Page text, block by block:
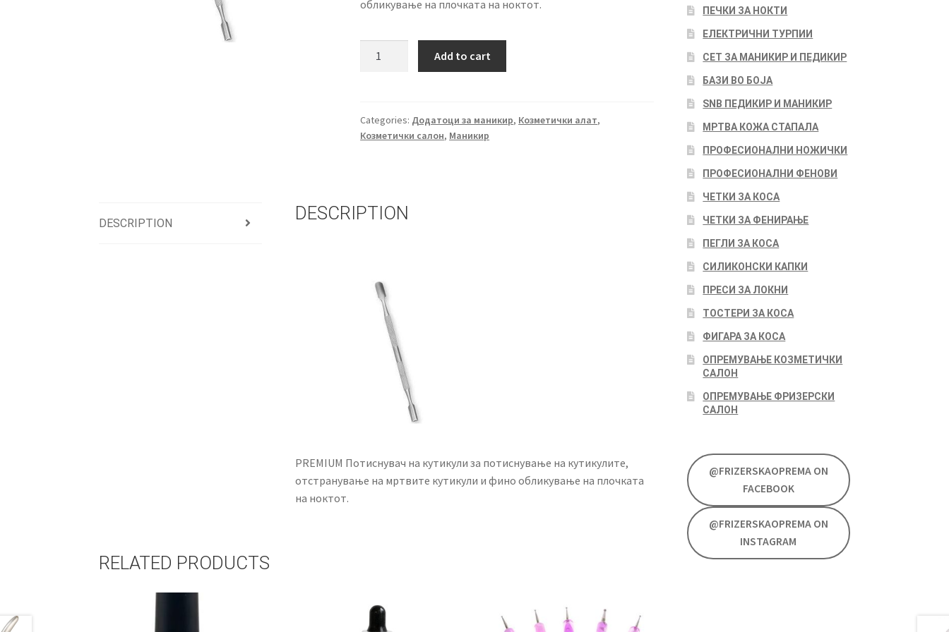
обликување на плочката на ноктот.
Add to cart
Categories: Додатоци за маникир, Козметички алат,
Козметички салон, Маникир
DESCRIPTION DESCRIPTION
PREMIUM Потиснувач на кутикули за потиснување на кутикулите,
отстранување на мртвите кутикули и фино обликување на плочката
на ноктот.
RELATED PRODUCTS
ПЕЧКИ ЗА НОКТИ
ЕЛЕКТРИЧНИ ТУРПИИ
СЕТ ЗА МАНИКИР И ПЕДИКИР
БАЗИ ВО БОЈА
SNB ПЕДИКИР И МАНИКИР
МРТВА КОЖА СТАПАЛА
ПРОФЕСИОНАЛНИ НОЖИЧКИ
ПРОФЕСИОНАЛНИ ФЕНОВИ
ЧЕТКИ ЗА КОСА
ЧЕТКИ ЗА ФЕНИРАЊЕ
ПЕГЛИ ЗА КОСА
СИЛИКОНСКИ КАПКИ
ПРЕСИ ЗА ЛОКНИ
ТОСТЕРИ ЗА КОСА
ФИГАРА ЗА КОСА
ОПРЕМУВАЊЕ КОЗМЕТИЧКИ
САЛОН
ОПРЕМУВАЊЕ ФРИЗЕРСКИ
САЛОН
@FRIZERSKAOPREMA ON
FACEBOOK
@FRIZERSKAOPREMA ON
INSTAGRAM